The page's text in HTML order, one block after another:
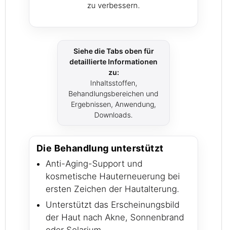
zu verbessern.
Siehe die Tabs oben für
detaillierte Informationen
zu:
Inhaltsstoffen,
Behandlungsbereichen und
Ergebnissen, Anwendung,
Downloads.
Die Behandlung unterstützt
Anti-Aging-Support und
kosmetische Hauterneuerung bei
ersten Zeichen der Hautalterung.
Unterstützt das Erscheinungsbild
der Haut nach Akne, Sonnenbrand